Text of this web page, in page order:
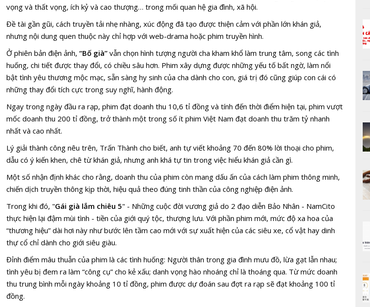
vọng và thất vọng, ích kỷ và cao thượng… trong mối quan hệ gia đình, xã hội.
Đề tài gần gũi, cách truyền tải nhẹ nhàng, xúc động đã tạo được thiện cảm với phần lớn khán giả,
nhưng nội dung quen thuộc này chỉ hợp với web-drama hoặc phim truyền hình.
Ở phiên bản điện ảnh, “Bố già” vẫn chọn hình tượng người cha kham khổ làm trung tâm, song các tình
huống, chi tiết được thay đổi, có chiều sâu hơn. Phim xây dựng được những yếu tố bất ngờ, làm nổi
bật tình yêu thương mộc mạc, sẵn sàng hy sinh của cha dành cho con, giá trị đó cũng giúp con cái có
những thay đổi tích cực trong suy nghĩ, hành động.
Ngay trong ngày đầu ra rạp, phim đạt doanh thu 10,6 tỉ đồng và tính đến thời điểm hiện tại, phim vượt
mốc doanh thu 200 tỉ đồng, trở thành một trong số ít phim Việt Nam đạt doanh thu trăm tỷ nhanh
nhất và cao nhất.
Lý giải thành công nêu trên, Trấn Thành cho biết, anh tự viết khoảng 70 đến 80% lời thoại cho phim,
dẫu có ý kiến khen, chê từ khán giả, nhưng anh khá tự tin trong việc hiểu khán giả cần gì.
Một số nhận định khác cho rằng, doanh thu của phim còn mang dấu ấn của cách làm phim thông minh,
chiến dịch truyền thông kịp thời, hiệu quả theo đúng tinh thần của công nghiệp điện ảnh.
Trong khi đó, "Gái già lắm chiêu 5" - Những cuộc đời vương giả do 2 đạo diễn Bảo Nhân - NamCito
thực hiện lại đậm mùi tình - tiền của giới quý tộc, thượng lưu. Với phần phim mới, mức độ xa hoa của
“thương hiệu” dài hơi này như bước lên tầm cao mới với sự xuất hiện của các siêu xe, cổ vật hay dinh
thự cổ chỉ dành cho giới siêu giàu.
Đỉnh điểm mâu thuẫn của phim là các tình huống: Người thân trong gia đình mưu đồ, lừa gạt lẫn nhau;
tình yêu bị đem ra làm “công cụ” cho kẻ xấu; danh vọng hào nhoáng chỉ là thoáng qua. Từ mức doanh
thu trung bình mỗi ngày khoảng 10 tỉ đồng, phim được dự đoán sau đợt ra rạp sẽ đạt khoảng 100 tỉ
đồng.